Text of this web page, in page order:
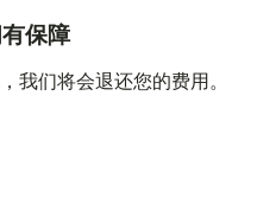
保障
我们将会退还您的费用。